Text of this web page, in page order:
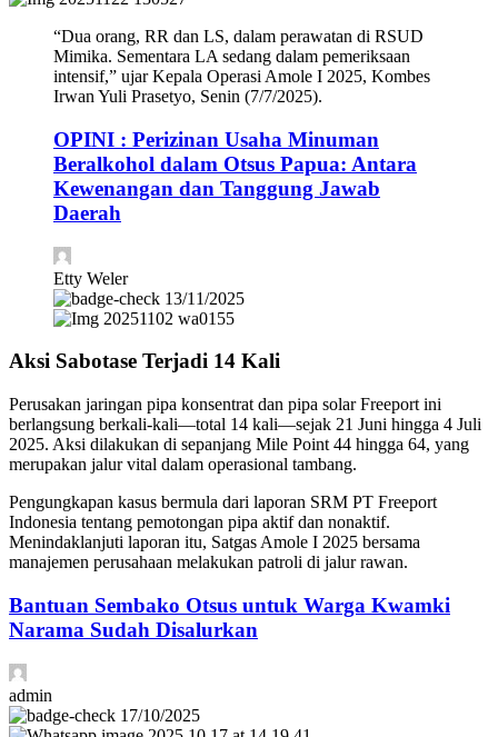
“Dua orang, RR dan LS, dalam perawatan di RSUD
Mimika. Sementara LA sedang dalam pemeriksaan
intensif,” ujar Kepala Operasi Amole I 2025, Kombes
Irwan Yuli Prasetyo, Senin (7/7/2025).
OPINI : Perizinan Usaha Minuman
Beralkohol dalam Otsus Papua: Antara
Kewenangan dan Tanggung Jawab
Daerah
Etty Weler
13/11/2025
Aksi Sabotase Terjadi 14 Kali
Perusakan jaringan pipa konsentrat dan pipa solar Freeport ini
berlangsung berkali-kali—total 14 kali—sejak 21 Juni hingga 4 Juli
2025. Aksi dilakukan di sepanjang Mile Point 44 hingga 64, yang
merupakan jalur vital dalam operasional tambang.
Pengungkapan kasus bermula dari laporan SRM PT Freeport
Indonesia tentang pemotongan pipa aktif dan nonaktif.
Menindaklanjuti laporan itu, Satgas Amole I 2025 bersama
manajemen perusahaan melakukan patroli di jalur rawan.
Bantuan Sembako Otsus untuk Warga Kwamki
Narama Sudah Disalurkan
admin
17/10/2025